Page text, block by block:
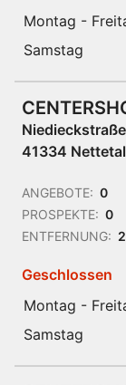
Montag -
Samstag
41334 Nettetal
ANGEBOTE: 0
PROSPEKTE: 0
ENTFERNUNG:
Geschlossen
Montag -
Samstag